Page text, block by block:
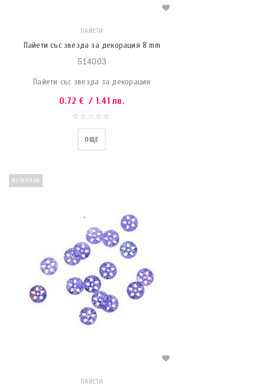
ПАЙЕТИ
Пайети със звезда за декорация 8 mm
514003
Пайети със звезда за декорация
0.72 € / 1.41 лв.
ОЩЕ
ИЗЧЕРПАН
ПАЙЕТИ